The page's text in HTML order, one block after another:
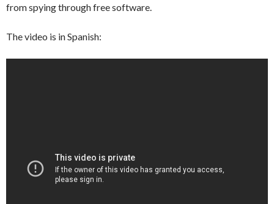
from spying through free software.
The video is in Spanish: